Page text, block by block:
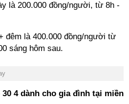
là 200.000 đồng/người, từ 8h -
đêm là 400.000 đồng/người từ
sáng hôm sau.
4 dành cho gia đình tại miền